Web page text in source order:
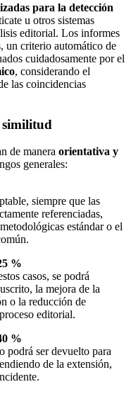
para la detección
u otros sistemas
editorial. Los informes
un criterio automático de
cuidadosamente por el
, considerando el
las coincidencias
similitud
de manera orientativa y
generales:
siempre que las
referenciadas,
estándar o el
%
casos, se podrá
la mejora de la
o la reducción de
editorial.
%
podrá ser devuelto para
de la extensión,